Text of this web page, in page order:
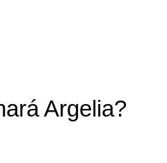
Argelia?